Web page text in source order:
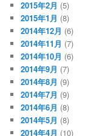
2015年2月 (5)
2015年1月 (8)
2014年12月 (6)
2014年11月 (7)
2014年10月 (6)
2014年9月 (7)
2014年8月 (9)
2014年7月 (9)
2014年6月 (8)
2014年5月 (8)
2014年4月 (10)